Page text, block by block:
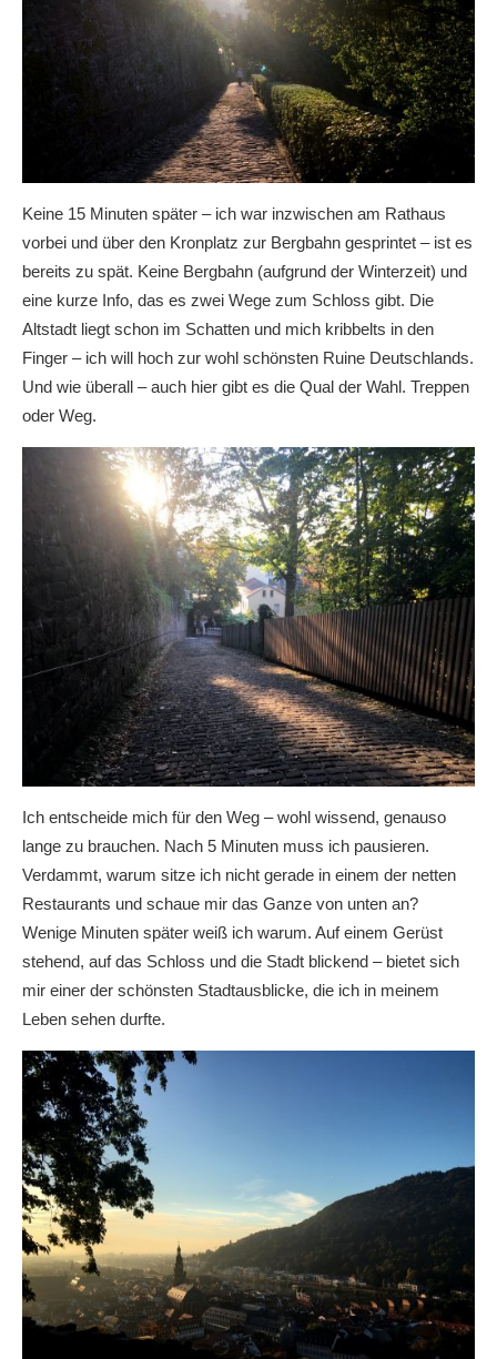
Keine 15 Minuten später – ich war inzwischen am Rathaus
vorbei und über den Kronplatz zur Bergbahn gesprintet – ist es
bereits zu spät. Keine Bergbahn (aufgrund der Winterzeit) und
eine kurze Info, das es zwei Wege zum Schloss gibt. Die
Altstadt liegt schon im Schatten und mich kribbelts in den
Finger – ich will hoch zur wohl schönsten Ruine Deutschlands.
Und wie überall – auch hier gibt es die Qual der Wahl. Treppen
oder Weg.
Ich entscheide mich für den Weg – wohl wissend, genauso
lange zu brauchen. Nach 5 Minuten muss ich pausieren.
Verdammt, warum sitze ich nicht gerade in einem der netten
Restaurants und schaue mir das Ganze von unten an?
Wenige Minuten später weiß ich warum. Auf einem Gerüst
stehend, auf das Schloss und die Stadt blickend – bietet sich
mir einer der schönsten Stadtausblicke, die ich in meinem
Leben sehen durfte.